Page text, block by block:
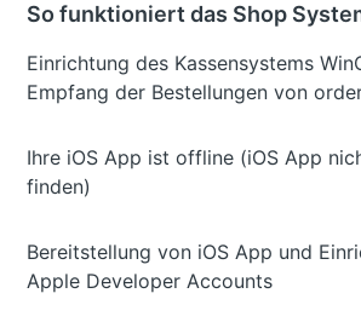
So funktioniert das Shop
Einrichtung des Kassensystems
Empfang der Bestellungen von
Ihre iOS App ist offline (iOS App
finden)
Bereitstellung von iOS App und
Apple Developer Accounts